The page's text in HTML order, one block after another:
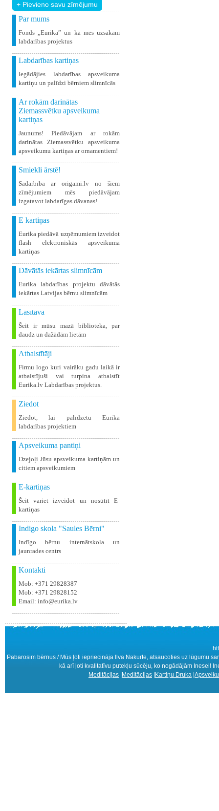
+ Pievieno savu zīmējumu
Par mums
Fonds „Eurika” un kā mēs uzsākām
labdarības projektus
Labdarības kartiņas
Iegādājies labdarības apsveikuma
kartiņu un palīdzi bērniem slimnīcās
Ar rokām darinātas
Ziemassvētku apsveikuma
kartiņas
Jaunums! Piedāvājam ar rokām
darinātas Ziemassvētku apsveikuma
apsveikumu kartiņas ar ornamentiem!
Smiekli ārstē!
Sadarbībā ar origami.lv no šiem
zīmējumiem mēs piedāvājam
izgatavot labdarīgas dāvanas!
E kartiņas
Eurika piedāvā uzņēmumiem izveidot
flash elektroniskās apsveikuma
kartiņas
Dāvātās iekārtas slimnīcām
Eurika labdarības projektu dāvātās
iekārtas Latvijas bērnu slimnīcām
Lasītava
Šeit ir mūsu mazā biblioteka, par
daudz un dažādām lietām
Atbalstītāji
Firmu logo kuri vairāku gadu laikā ir
atbalstījuši vai turpina atbalstīt
Eurika.lv Labdarības projektus.
Ziedot
Ziedot, lai palīdzētu Eurika
labdarības projektiem
Apsveikuma pantiņi
Dzejoļi Jūsu apsveikuma kartiņām un
citiem apsveikumiem
E-kartiņas
Šeit variet izveidot un nosūtīt E-
kartiņas
Indigo skola "Saules Bērni"
Indīgo bērnu internātskola un
jaunrades centrs
Kontakti
Mob: +371 29828387
Mob: +371 29828152
Email: info@eurika.lv
Pabarosim bērnus / Mūs ļoti iepriecināja Ilva Nakurte, atsaucoties uz lūgumu
kā arī ļoti kvalitatīvu putekļu sūcēju, ko nogādājām Inesei!
Meditācijas Meditācijas Kartiņu Druka